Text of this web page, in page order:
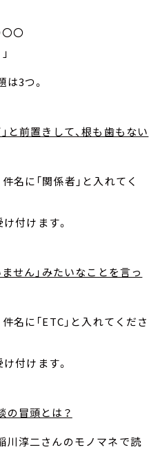
〇
3つ。
と前置きして、根も歯もない
名に「関係者」と入れてく
付けます。
せん」みたいなことを言っ
名に「ETC」と入れてくださ
付けます。
の冒頭とは？
川淳二さんのモノマネで読